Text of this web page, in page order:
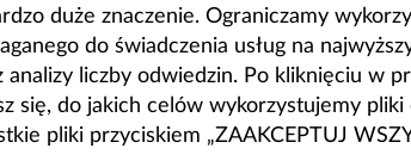
duże znaczenie. Ograniczamy
do świadczenia usług na
liczby odwiedzin. Po kliknięciu w
się, do jakich celów wykorzystujemy pliki
pliki przyciskiem „ZAAKCEPTUJ